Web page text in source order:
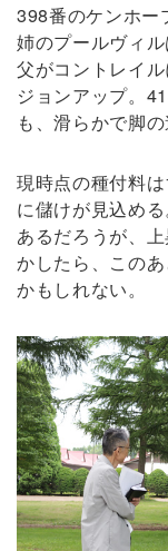
398番のケンホー
姉のプールヴィ
父がコントレイ
ジョンアップ。
も、滑らかで脚
現時点の種付料
に儲けが見込め
あるだろうが、
かしたら、この
かもしれない。